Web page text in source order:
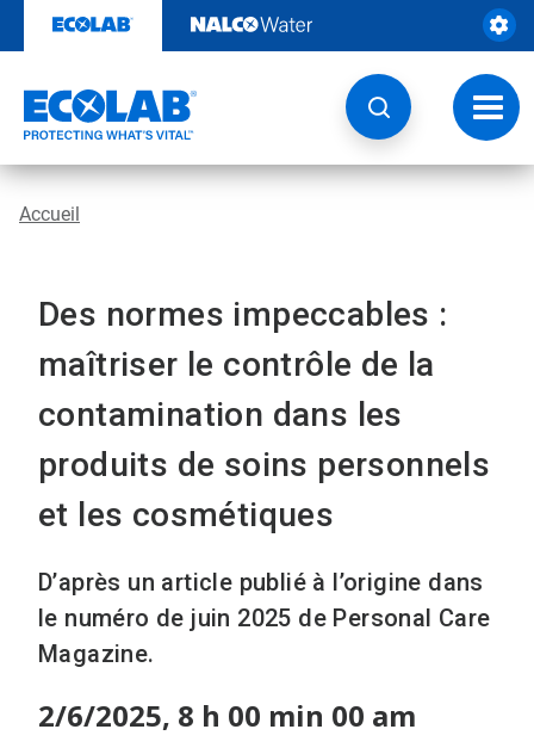
contenu​​​​​​​
à
Accueil
Des normes impeccables :
maîtriser le contrôle de la
contamination dans les
produits de soins personnels
et les cosmétiques
D’après un article publié à l’origine dans
le numéro de juin 2025 de Personal Care
Magazine.
2/6/2025, 8 h 00 min 00 am